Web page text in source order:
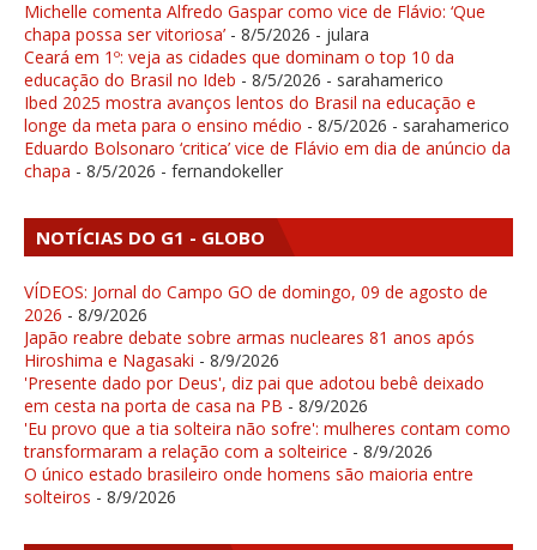
Michelle comenta Alfredo Gaspar como vice de Flávio: ‘Que
chapa possa ser vitoriosa’ - 8/5/2026 - julara
Ceará em 1º: veja as cidades que dominam o top 10 da
educação do Brasil no Ideb - 8/5/2026 - sarahamerico
Ibed 2025 mostra avanços lentos do Brasil na educação e
longe da meta para o ensino médio - 8/5/2026 - sarahamerico
Eduardo Bolsonaro ‘critica’ vice de Flávio em dia de anúncio da
chapa - 8/5/2026 - fernandokeller
NOTÍCIAS DO G1 - GLOBO
VÍDEOS: Jornal do Campo GO de domingo, 09 de agosto de
2026 - 8/9/2026
Japão reabre debate sobre armas nucleares 81 anos após
Hiroshima e Nagasaki - 8/9/2026
'Presente dado por Deus', diz pai que adotou bebê deixado
em cesta na porta de casa na PB - 8/9/2026
'Eu provo que a tia solteira não sofre': mulheres contam como
transformaram a relação com a solteirice - 8/9/2026
O único estado brasileiro onde homens são maioria entre
solteiros - 8/9/2026